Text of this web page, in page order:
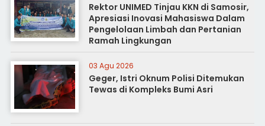
Rektor UNIMED Tinjau KKN di Samosir,
Apresiasi Inovasi Mahasiswa Dalam
Pengelolaan Limbah dan Pertanian
Ramah Lingkungan
03 Agu 2026
Geger, Istri Oknum Polisi Ditemukan
Tewas di Kompleks Bumi Asri